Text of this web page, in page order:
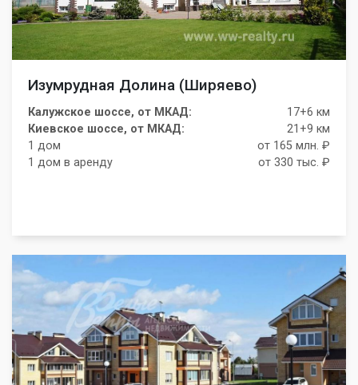
Изумрудная Долина (Ширяево)
Калужское шоссе, от МКАД:
17+6 км
Киевское шоссе, от МКАД:
21+9 км
1 дом
от 165 млн. ₽
1 дом в аренду
от 330 тыс. ₽